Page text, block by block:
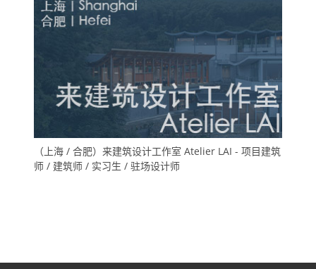
（上海 / 合肥）来建筑设计工作室 Atelier LAI - 项目建筑
师 / 建筑师 / 实习生 / 驻场设计师